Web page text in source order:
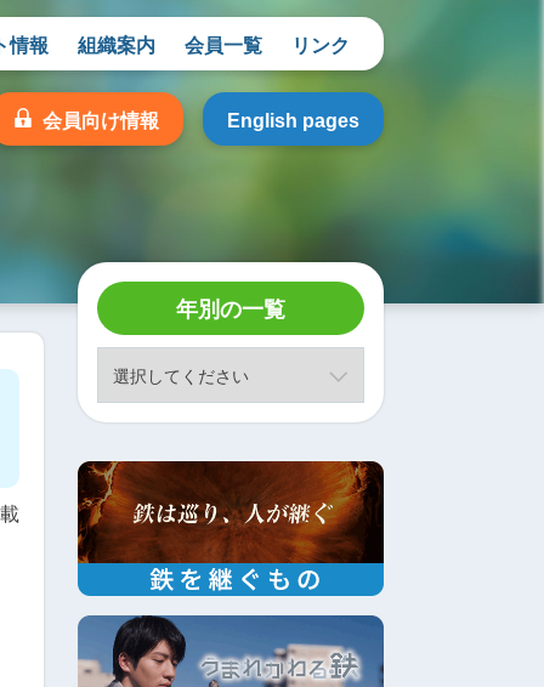
情報 組織案内 会員一覧 リンク
会員向け情報 English pages
年別の一覧